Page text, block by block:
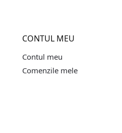
CONTUL MEU
Contul meu
Comenzile mele